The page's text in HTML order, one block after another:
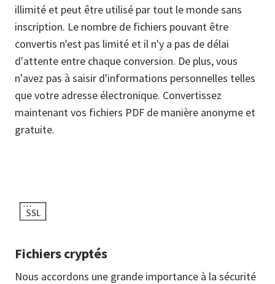
illimité et peut être utilisé par tout le monde sans
inscription. Le nombre de fichiers pouvant être
convertis n'est pas limité et il n'y a pas de délai
d'attente entre chaque conversion. De plus, vous
n'avez pas à saisir d'informations personnelles telles
que votre adresse électronique. Convertissez
maintenant vos fichiers PDF de manière anonyme et
gratuite.
Fichiers cryptés
Nous accordons une grande importance à la sécurité